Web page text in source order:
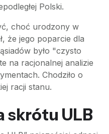
Polski.
choć urodzony w
że jego poparcie dla
było "czysto
na racjonalnej analizie
Chodziło o
racji stanu.
skrótu ULB